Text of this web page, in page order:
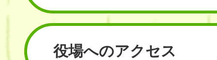
役場へのアクセス